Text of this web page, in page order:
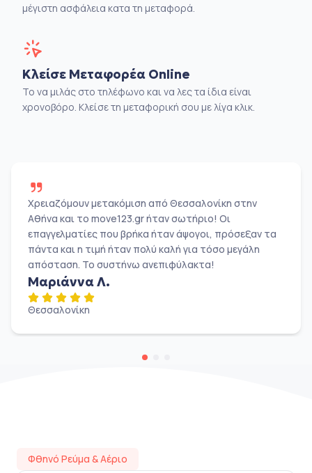
μέγιστη ασφάλεια κατα τη μεταφορά.
Κλείσε Μεταφορέα Online
Το να μιλάς στο τηλέφωνο και να λες τα ίδια είναι
χρονοβόρο. Κλείσε τη μεταφορική σου με λίγα κλικ.
Χρειαζόμουν μετακόμιση από Θεσσαλονίκη στην
Αθήνα και το move123.gr ήταν σωτήριο! Οι
επαγγελματίες που βρήκα ήταν άψογοι, πρόσεξαν τα
πάντα και η τιμή ήταν πολύ καλή για τόσο μεγάλη
απόσταση. Το συστήνω ανεπιφύλακτα!
Μαριάννα Λ.
Θεσσαλονίκη
Φθηνό Ρεύμα & Αέριο